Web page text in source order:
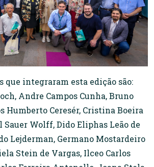
que integraram esta edição são:
Andre Campos Cunha, Bruno
Humberto Ceresér, Cristina Boeira
Sauer Wolff, Dido Eliphas Leão de
Lejderman, Germano Mostardeiro
Stein de Vargas, Ilceo Carlos